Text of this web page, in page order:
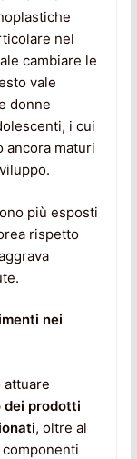
nel
cambiare le
vale
donne
i cui
ancora maturi
più esposti
rispetto
nei
attuare
dei prodotti
, oltre al